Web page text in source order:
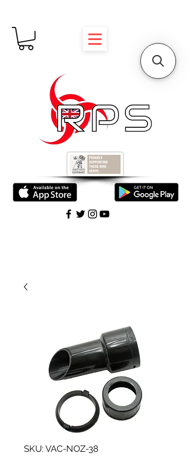
SKU: VAC-NOZ-38